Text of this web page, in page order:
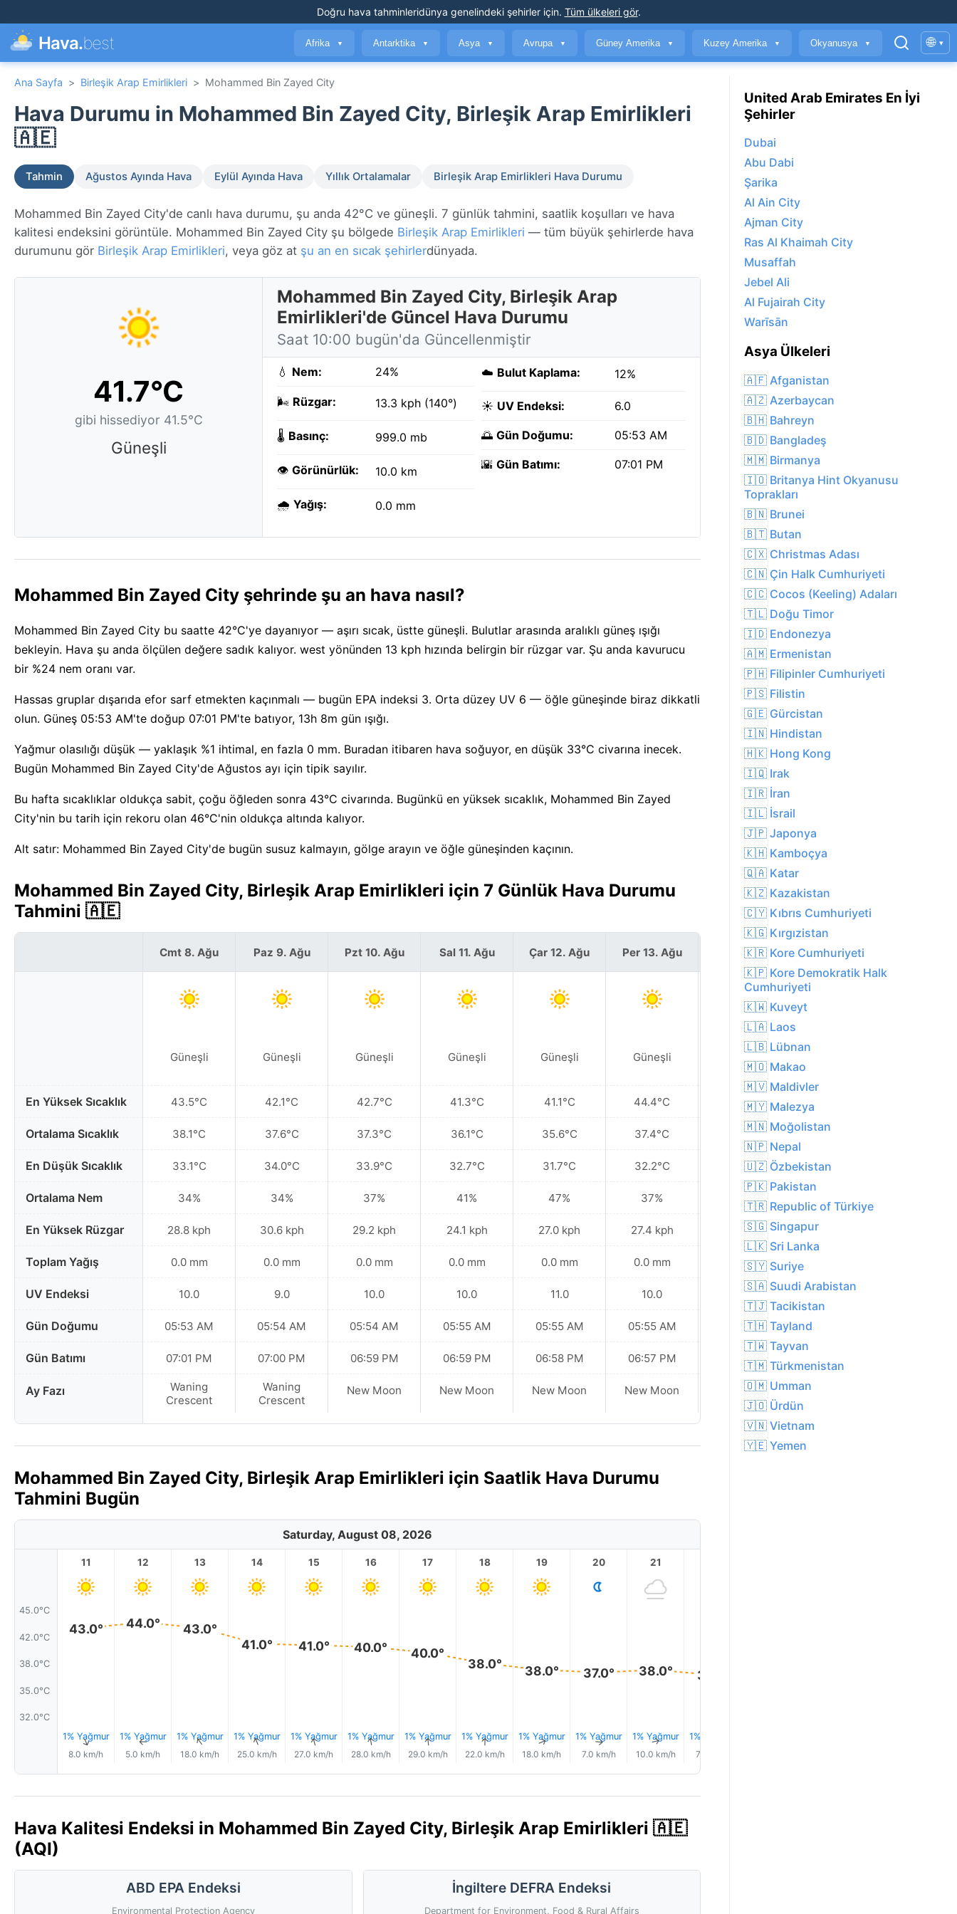
Doğru hava tahminleridünya genelindeki şehirler için. Tüm ülkeleri gör.
Hava.best Afrika ▼ Antarktika ▼ Asya ▼ Avrupa ▼ Güney Amerika ▼ Kuzey Amerika ▼ Okyanusya ▼ 🌐 ▾
Ana Sayfa > Birleşik Arap Emirlikleri > Mohammed Bin Zayed City
Hava Durumu in Mohammed Bin Zayed City, Birleşik Arap Emirlikleri
🇦🇪
Tahmin Ağustos Ayında Hava Eylül Ayında Hava Yıllık Ortalamalar Birleşik Arap Emirlikleri Hava Durumu
Mohammed Bin Zayed City'de canlı hava durumu, şu anda 42°C ve güneşli. 7 günlük tahmini, saatlik koşulları ve hava
kalitesi endeksini görüntüle. Mohammed Bin Zayed City şu bölgede Birleşik Arap Emirlikleri — tüm büyük şehirlerde hava
durumunu gör Birleşik Arap Emirlikleri, veya göz at şu an en sıcak şehirlerdünyada.
41.7°C
gibi hissediyor 41.5°C
Güneşli
Mohammed Bin Zayed City, Birleşik Arap
Emirlikleri'de Güncel Hava Durumu
Saat 10:00 bugün'da Güncellenmiştir
💧 Nem: 24%
🌬️ Rüzgar: 13.3 kph (140°)
🌡️ Basınç: 999.0 mb
👁️ Görünürlük: 10.0 km
🌧️ Yağış: 0.0 mm
☁️ Bulut Kaplama: 12%
☀️ UV Endeksi: 6.0
🌅 Gün Doğumu: 05:53 AM
🌇 Gün Batımı: 07:01 PM
Mohammed Bin Zayed City şehrinde şu an hava nasıl?
Mohammed Bin Zayed City bu saatte 42°C'ye dayanıyor — aşırı sıcak, üstte güneşli. Bulutlar arasında aralıklı güneş ışığı
bekleyin. Hava şu anda ölçülen değere sadık kalıyor. west yönünden 13 kph hızında belirgin bir rüzgar var. Şu anda kavurucu
bir %24 nem oranı var.
Hassas gruplar dışarıda efor sarf etmekten kaçınmalı — bugün EPA indeksi 3. Orta düzey UV 6 — öğle güneşinde biraz dikkatli
olun. Güneş 05:53 AM'te doğup 07:01 PM'te batıyor, 13h 8m gün ışığı.
Yağmur olasılığı düşük — yaklaşık %1 ihtimal, en fazla 0 mm. Buradan itibaren hava soğuyor, en düşük 33°C civarına inecek.
Bugün Mohammed Bin Zayed City'de Ağustos ayı için tipik sayılır.
Bu hafta sıcaklıklar oldukça sabit, çoğu öğleden sonra 43°C civarında. Bugünkü en yüksek sıcaklık, Mohammed Bin Zayed
City'nin bu tarih için rekoru olan 46°C'nin oldukça altında kalıyor.
Alt satır: Mohammed Bin Zayed City'de bugün susuz kalmayın, gölge arayın ve öğle güneşinden kaçının.
Mohammed Bin Zayed City, Birleşik Arap Emirlikleri için 7 Günlük Hava Durumu
Tahmini 🇦🇪
En Yüksek Sıcaklık
Ortalama Sıcaklık
En Düşük Sıcaklık
Ortalama Nem
En Yüksek Rüzgar
Toplam Yağış
UV Endeksi
Gün Doğumu
Gün Batımı
Ay Fazı
Cmt 8. Ağu
Güneşli
43.5°C
38.1°C
33.1°C
34%
28.8 kph
0.0 mm
10.0
05:53 AM
07:01 PM
Waning
Crescent
Paz 9. Ağu
Güneşli
42.1°C
37.6°C
34.0°C
34%
30.6 kph
0.0 mm
9.0
05:54 AM
07:00 PM
Waning
Crescent
Pzt 10. Ağu
Güneşli
42.7°C
37.3°C
33.9°C
37%
29.2 kph
0.0 mm
10.0
05:54 AM
06:59 PM
New Moon
Sal 11. Ağu
Güneşli
41.3°C
36.1°C
32.7°C
41%
24.1 kph
0.0 mm
10.0
05:55 AM
06:59 PM
New Moon
Çar 12. Ağu
Güneşli
41.1°C
35.6°C
31.7°C
47%
27.0 kph
0.0 mm
11.0
05:55 AM
06:58 PM
New Moon
Per 13. Ağu
Güneşli
44.4°C
37.4°C
32.2°C
37%
27.4 kph
0.0 mm
10.0
05:55 AM
06:57 PM
New Moon
Cum 14. Ağu
43.7°C
37.2°C
33.7°C
36%
28.1 kph
0.0 mm
10.0
05:56 AM
06:56 PM
Waxing
Crescent
Mohammed Bin Zayed City, Birleşik Arap Emirlikleri için Saatlik Hava Durumu
Tahmini Bugün
Saturday, August 08, 2026
45.0°C
42.0°C
38.0°C
35.0°C
32.0°C
11
43.0°
1% Yağmur
↑
8.0 km/h
12
44.0°
1% Yağmur
↑
5.0 km/h
13
43.0°
1% Yağmur
↑
18.0 km/h
14
41.0°
1% Yağmur
↑
25.0 km/h
15
41.0°
1% Yağmur
↑
27.0 km/h
16
40.0°
1% Yağmur
↑
28.0 km/h
17
40.0°
1% Yağmur
↑
29.0 km/h
18
38.0°
1% Yağmur
↑
22.0 km/h
19
38.0°
1% Yağmur
↑
18.0 km/h
20
37.0°
1% Yağmur
↑
7.0 km/h
21
38.0°
1% Yağmur
↑
10.0 km/h
37.0°
1% Yağmur
7.0 km/h
Hava Kalitesi Endeksi in Mohammed Bin Zayed City, Birleşik Arap Emirlikleri 🇦🇪
(AQI)
ABD EPA Endeksi
Environmental Protection Agency
İngiltere DEFRA Endeksi
Department for Environment, Food & Rural Affairs
United Arab Emirates En İyi
Şehirler
Dubai
Abu Dabi
Şarika
Al Ain City
Ajman City
Ras Al Khaimah City
Musaffah
Jebel Ali
Al Fujairah City
Warīsān
Asya Ülkeleri
🇦🇫 Afganistan
🇦🇿 Azerbaycan
🇧🇭 Bahreyn
🇧🇩 Bangladeş
🇲🇲 Birmanya
🇮🇴 Britanya Hint Okyanusu
Toprakları
🇧🇳 Brunei
🇧🇹 Butan
🇨🇽 Christmas Adası
🇨🇳 Çin Halk Cumhuriyeti
🇨🇨 Cocos (Keeling) Adaları
🇹🇱 Doğu Timor
🇮🇩 Endonezya
🇦🇲 Ermenistan
🇵🇭 Filipinler Cumhuriyeti
🇵🇸 Filistin
🇬🇪 Gürcistan
🇮🇳 Hindistan
🇭🇰 Hong Kong
🇮🇶 Irak
🇮🇷 İran
🇮🇱 İsrail
🇯🇵 Japonya
🇰🇭 Kamboçya
🇶🇦 Katar
🇰🇿 Kazakistan
🇨🇾 Kıbrıs Cumhuriyeti
🇰🇬 Kırgızistan
🇰🇷 Kore Cumhuriyeti
🇰🇵 Kore Demokratik Halk
Cumhuriyeti
🇰🇼 Kuveyt
🇱🇦 Laos
🇱🇧 Lübnan
🇲🇴 Makao
🇲🇻 Maldivler
🇲🇾 Malezya
🇲🇳 Moğolistan
🇳🇵 Nepal
🇺🇿 Özbekistan
🇵🇰 Pakistan
🇹🇷 Republic of Türkiye
🇸🇬 Singapur
🇱🇰 Sri Lanka
🇸🇾 Suriye
🇸🇦 Suudi Arabistan
🇹🇯 Tacikistan
🇹🇭 Tayland
🇹🇼 Tayvan
🇹🇲 Türkmenistan
🇴🇲 Umman
🇯🇴 Ürdün
🇻🇳 Vietnam
🇾🇪 Yemen